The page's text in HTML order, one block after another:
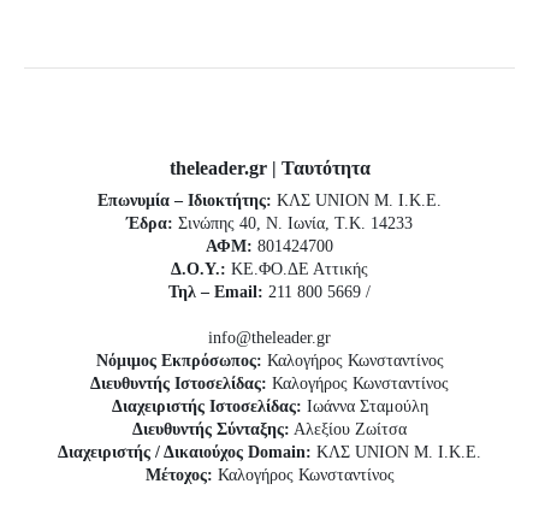
theleader.gr | Ταυτότητα
Επωνυμία – Ιδιοκτήτης: ΚΛΣ UNION Μ. Ι.Κ.Ε.
Έδρα: Σινώπης 40, Ν. Ιωνία, Τ.Κ. 14233
ΑΦΜ: 801424700
Δ.Ο.Υ.: ΚΕ.ΦΟ.ΔΕ Αττικής
Τηλ – Email: 211 800 5669 /
info@theleader.gr
Νόμιμος Εκπρόσωπος: Καλογήρος Κωνσταντίνος
Διευθυντής Ιστοσελίδας: Καλογήρος Κωνσταντίνος
Διαχειριστής Ιστοσελίδας: Ιωάννα Σταμούλη
Διευθυντής Σύνταξης: Αλεξίου Ζωίτσα
Διαχειριστής / Δικαιούχος Domain: ΚΛΣ UNION Μ. Ι.Κ.Ε.
Μέτοχος: Καλογήρος Κωνσταντίνος